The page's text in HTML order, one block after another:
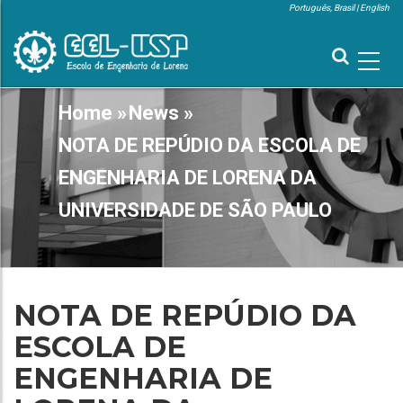
main
Português, Brasil English
BREADCRUMB
Home » News »
NOTA DE REPÚDIO DA ESCOLA DE
ENGENHARIA DE LORENA DA
UNIVERSIDADE DE SÃO PAULO
NOTA DE REPÚDIO DA
ESCOLA DE
ENGENHARIA DE